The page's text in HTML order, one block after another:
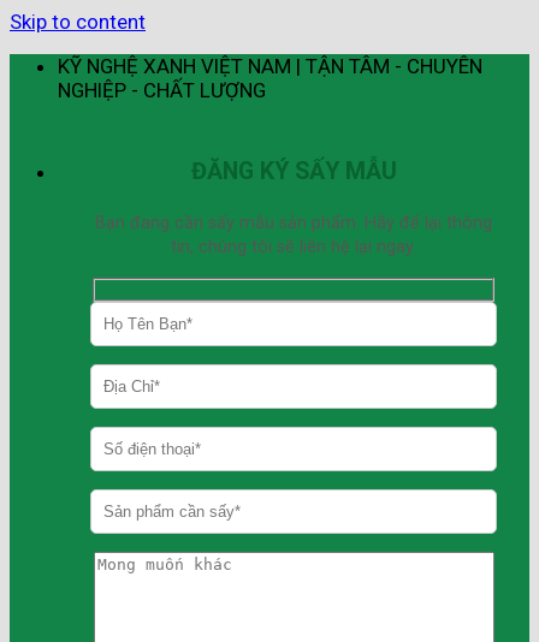
Skip to content
KỸ NGHỆ XANH VIỆT NAM | TẬN TÂM - CHUYÊN
NGHIỆP - CHẤT LƯỢNG
ĐĂNG KÝ SẤY MẪU
Bạn đang cần sấy mẫu sản phẩm. Hãy để lại thông
tin, chúng tôi sẽ liên hệ lại ngay.